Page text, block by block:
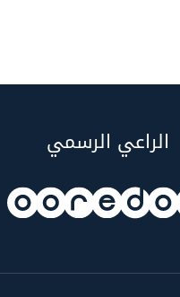
الراعي الرسمي